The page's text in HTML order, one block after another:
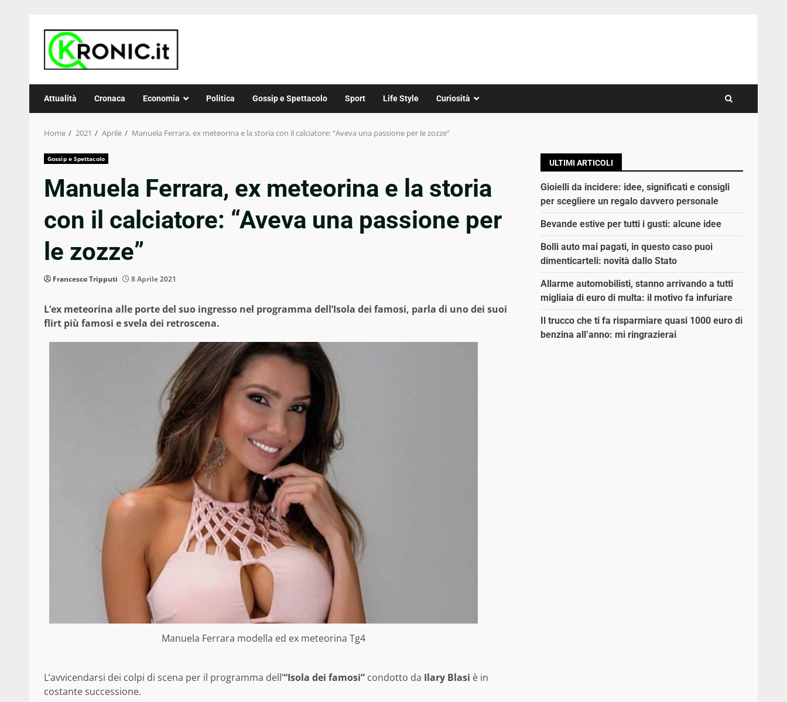
content
Attualità Cronaca Economia Politica Gossip e Spettacolo Sport Life Style Curiosità
Home 2021 Aprile Manuela Ferrara, ex meteorina e la storia con il calciatore: “Aveva una passione per le zozze”
Gossip e Spettacolo
Manuela Ferrara, ex meteorina e la storia
con il calciatore: “Aveva una passione per
le zozze”
Francesco Tripputi 8 Aprile 2021
L’ex meteorina alle porte del suo ingresso nel programma dell’Isola dei famosi, parla di uno dei suoi
flirt più famosi e svela dei retroscena.
Manuela Ferrara modella ed ex meteorina Tg4
L’avvicendarsi dei colpi di scena per il programma dell’“Isola dei famosi” condotto da Ilary Blasi è in
costante successione.
ULTIMI ARTICOLI
Gioielli da incidere: idee, significati e consigli
per scegliere un regalo davvero personale
Bevande estive per tutti i gusti: alcune idee
Bolli auto mai pagati, in questo caso puoi
dimenticarteli: novità dallo Stato
Allarme automobilisti, stanno arrivando a tutti
migliaia di euro di multa: il motivo fa infuriare
Il trucco che ti fa risparmiare quasi 1000 euro di
benzina all’anno: mi ringrazierai